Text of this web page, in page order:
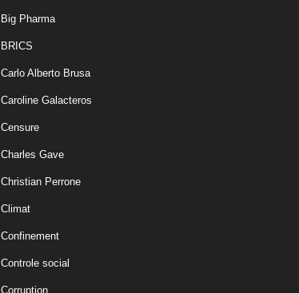
Big Pharma
BRICS
Carlo Alberto Brusa
Caroline Galacteros
Censure
Charles Gave
Christian Perrone
Climat
Confinement
Controle social
Corruption